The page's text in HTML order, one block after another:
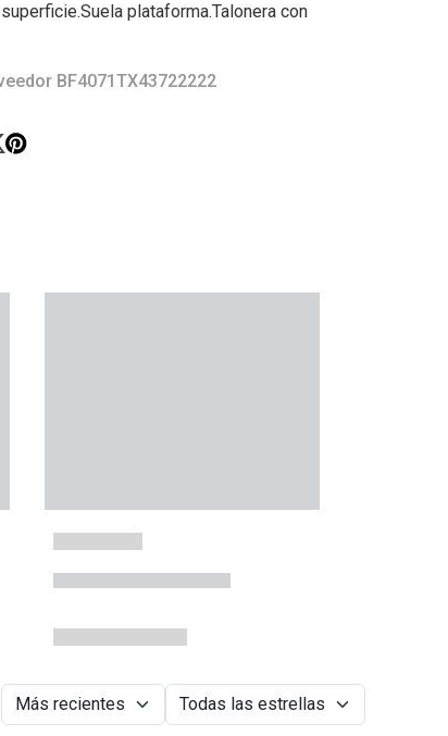
plataforma.Talonera con
BF4071TX43722222